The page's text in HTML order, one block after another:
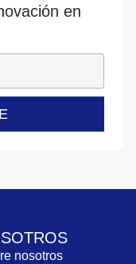
en
nosotros